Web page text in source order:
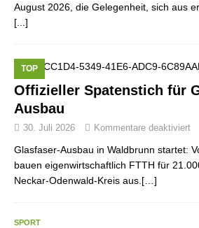
August 2026, die Gelegenheit, sich aus
[...]
Offizieller Spatenstich für
Ausbau
TOP
30. Juli 2026 Kommentare deaktiviert
Glasfaser-Ausbau in Waldbrunn startet:
bauen eigenwirtschaftlich FTTH für
Neckar-Odenwald-Kreis aus.[…]
SPORT